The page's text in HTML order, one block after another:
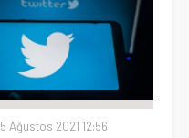
5 Ağustos 2021 12:56